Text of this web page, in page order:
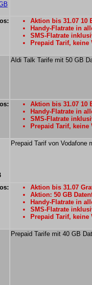
Aktion bis 31.07 10
Handy-Flatrate in
SMS-Flatrate
Prepaid Tarif, keine
Aldi Talk Tarife mit 50 GB
Aktion bis 31.07 10
Handy-Flatrate in
SMS-Flatrate
Prepaid Tarif, keine
Prepaid Tarif von Vodafone
Aktion bis 31.07
Aktion: 50 GB
Handy-Flatrate in
SMS-Flatrate
Prepaid Tarif, keine
Prepaid Tarife mit 40 GB